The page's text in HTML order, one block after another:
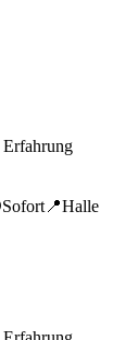
Erfahrung
Sofort 📍Halle